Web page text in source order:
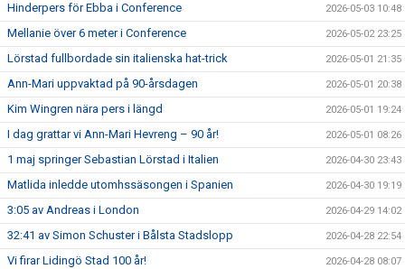
Hinderpers för Ebba i Conference 2026-05-03 10:48
Mellanie över 6 meter i Conference 2026-05-02 23:25
Lörstad fullbordade sin italienska hat-trick 2026-05-01 21:35
Ann-Mari uppvaktad på 90-årsdagen 2026-05-01 20:38
Kim Wingren nära pers i längd 2026-05-01 19:24
I dag grattar vi Ann-Mari Hevreng – 90 år! 2026-05-01 08:26
1 maj springer Sebastian Lörstad i Italien 2026-04-30 23:43
Matlida inledde utomhssäsongen i Spanien 2026-04-30 19:19
3:05 av Andreas i London 2026-04-29 14:02
32:41 av Simon Schuster i Bålsta Stadslopp 2026-04-28 22:54
Vi firar Lidingö Stad 100 år! 2026-04-28 08:07